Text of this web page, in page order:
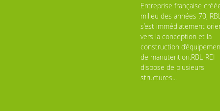
Entreprise française
milieu des années 70,
s’est immédiatement
vers la conception et la
construction
de manutention.RBL-REI
dispose de plusieurs
structures...